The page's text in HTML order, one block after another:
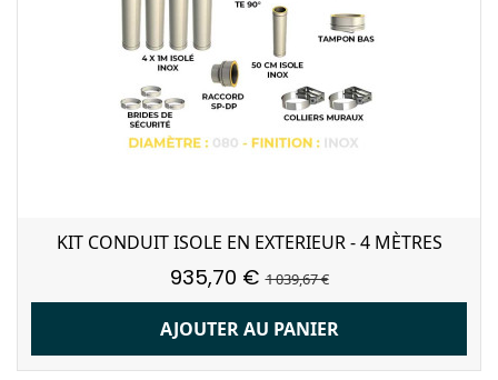
KIT CONDUIT ISOLE EN EXTERIEUR - 4 MÈTRES
935,70 €1 039,67 €
AJOUTER AU PANIER